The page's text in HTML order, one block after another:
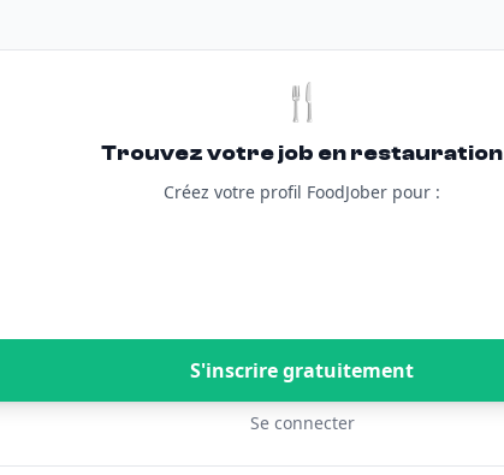
🍴
Trouvez votre job en restauration
Créez votre profil FoodJober pour :
S'inscrire gratuitement
Se connecter